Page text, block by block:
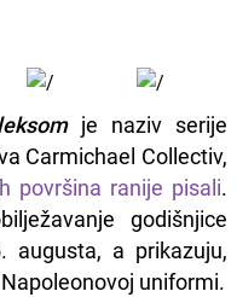
je naziv serije
Carmichael Collectiv,
površina ranije pisali.
godišnjice
augusta, a prikazuju,
uniformi.